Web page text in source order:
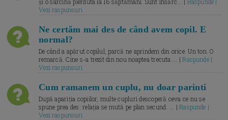
și o sarcină pierduta la 16 săptămâni. Sunt însărc... | Raspunde |
Vezi raspunsuri
Ne certăm mai des de când avem copil. E
normal?
De când a apărut copilul, parcă ne aprindem din orice. Un ton. O
remarcă. Cine s-a trezit din nou noaptea trecuta.... |Raspunde |
Vezi raspunsuri
Cum ramanem un cuplu, nu doar parinti
După apariția copiilor, multe cupluri descoperă ceva ce nu se
spune prea des: relația se mută pe plan secund. ... |Raspunde |
Vezi raspunsuri